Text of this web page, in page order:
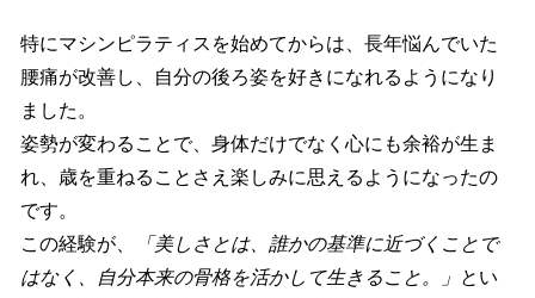
特にマシンピラティスを始めてからは、長年悩んでいた
腰痛が改善し、自分の後ろ姿を好きになれるようになり
ました。
姿勢が変わることで、身体だけでなく心にも余裕が生ま
れ、歳を重ねることさえ楽しみに思えるようになったの
です。
この経験が、
「美しさとは、誰かの基準に近づくことで
はなく、自分本来の骨格を活かして生きること。」 とい